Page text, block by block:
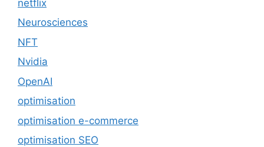
netflix
Neurosciences
NFT
Nvidia
OpenAI
optimisation
optimisation e-commerce
optimisation SEO